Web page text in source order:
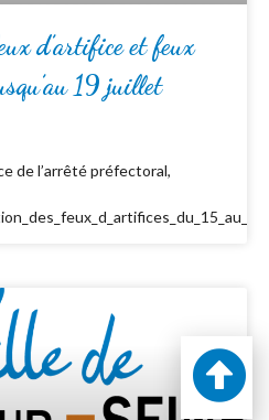
d’artifice et feux
19 juillet
de l’arrêté préfectoral,